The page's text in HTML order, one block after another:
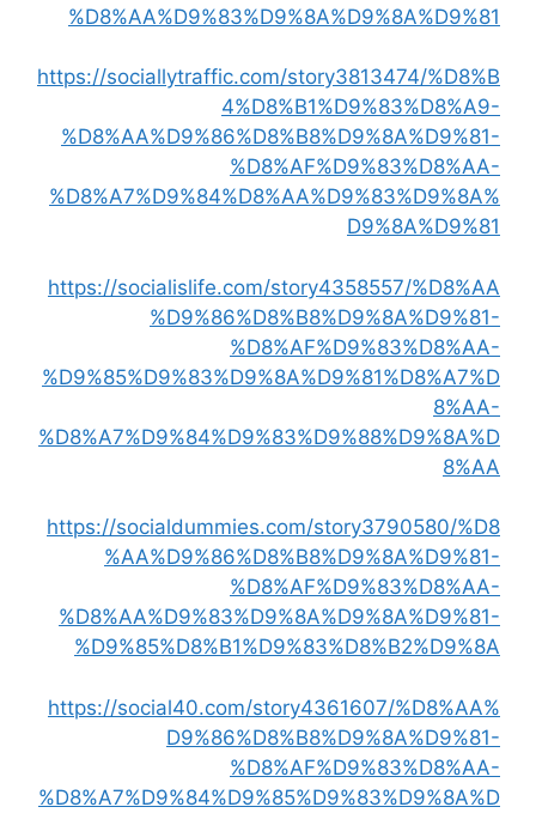
%D8%AA%D9%83%D9%8A%D9%8A%D9%81
https://sociallytraffic.com/story3813474/%D8%B
4%D8%B1%D9%83%D8%A9-
%D8%AA%D9%86%D8%B8%D9%8A%D9%81-
%D8%AF%D9%83%D8%AA-
%D8%A7%D9%84%D8%AA%D9%83%D9%8A%
D9%8A%D9%81
https://socialislife.com/story4358557/%D8%AA
%D9%86%D8%B8%D9%8A%D9%81-
%D8%AF%D9%83%D8%AA-
%D9%85%D9%83%D9%8A%D9%81%D8%A7%D
8%AA-
%D8%A7%D9%84%D9%83%D9%88%D9%8A%D
8%AA
https://socialdummies.com/story3790580/%D8
%AA%D9%86%D8%B8%D9%8A%D9%81-
%D8%AF%D9%83%D8%AA-
%D8%AA%D9%83%D9%8A%D9%8A%D9%81-
%D9%85%D8%B1%D9%83%D8%B2%D9%8A
https://social40.com/story4361607/%D8%AA%
D9%86%D8%B8%D9%8A%D9%81-
%D8%AF%D9%83%D8%AA-
%D8%A7%D9%84%D9%85%D9%83%D9%8A%D